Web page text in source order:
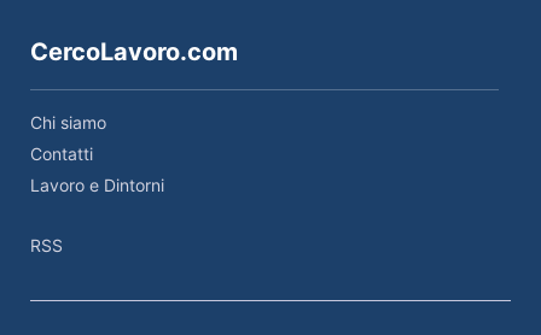
CercoLavoro.com
Chi siamo
Contatti
Lavoro e Dintorni
RSS